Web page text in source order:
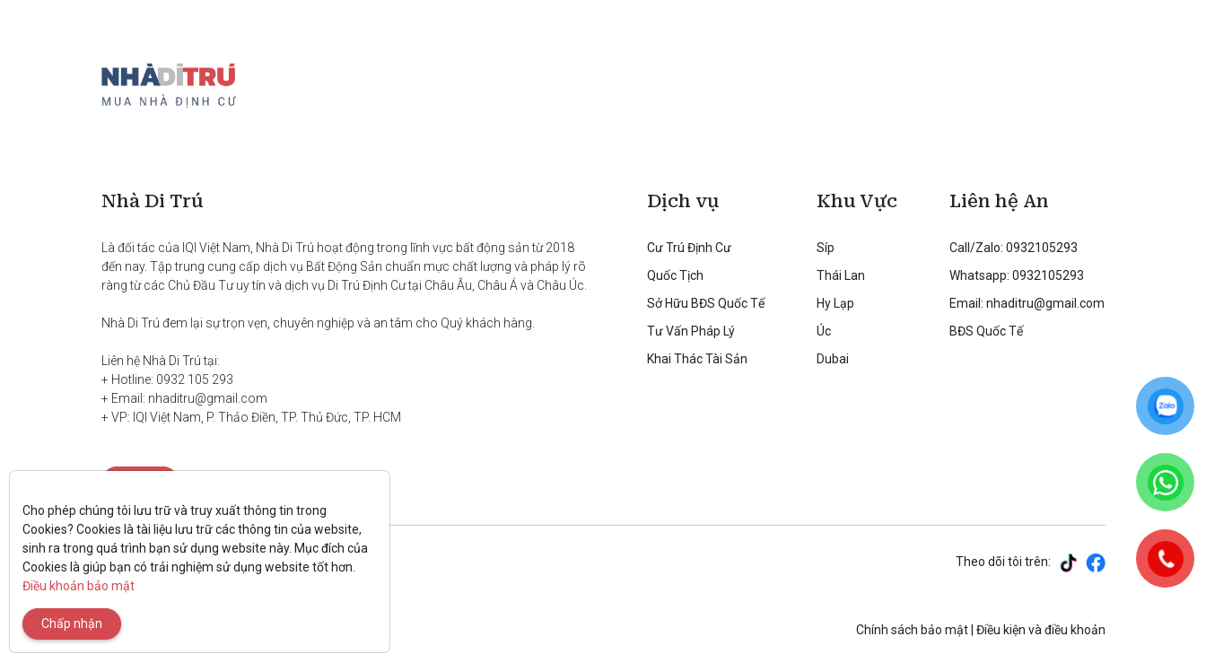
Nhà Di Trú
Là đối tác của IQI Việt Nam, Nhà Di Trú hoạt động trong lĩnh vực bất động sản từ 2018
đến nay. Tập trung cung cấp dịch vụ Bất Động Sản chuẩn mực chất lượng và pháp lý rõ
ràng từ các Chủ Đầu Tư uy tín và dịch vụ Di Trú Định Cư tại Châu Âu, Châu Á và Châu Úc.
Nhà Di Trú đem lại sự trọn vẹn, chuyên nghiệp và an tâm cho Quý khách hàng.
Liên hệ Nhà Di Trú tại:
+ Hotline: 0932 105 293
+ Email: nhaditru@gmail.com
+ VP: IQI Việt Nam, P. Thảo Điền, TP. Thủ Đức, TP. HCM
Dịch vụ
Cư Trú Định Cư
Quốc Tịch
Sở Hữu BĐS Quốc Tế
Tư Vấn Pháp Lý
Khai Thác Tài Sản
Khu Vực
Síp
Thái Lan
Hy Lạp
Úc
Dubai
Liên hệ An
Call/Zalo: 0932105293
Whatsapp: 0932105293
Email: nhaditru@gmail.com
BĐS Quốc Tế
Theo dõi tôi trên:
All rights reserved. Chính sách bảo mật| Điều kiện và điều khoản
Cho phép chúng tôi lưu trữ và truy xuất thông tin trong
Cookies? Cookies là tài liệu lưu trữ các thông tin của website,
sinh ra trong quá trình bạn sử dụng website này. Mục đích của
Điều khoản bảo mật
Chấp nhận